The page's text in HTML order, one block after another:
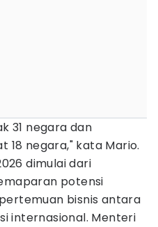
31 negara dan
18 negara," kata Mario.
dimulai dari
potensi
bisnis antara
internasional. Menteri